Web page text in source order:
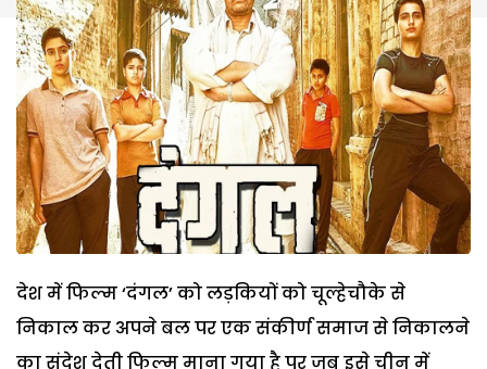
देश में फिल्म ‘दंगल’ को लड़कियों को चूल्हेचौके से
निकाल कर अपने बल पर एक संकीर्ण समाज से निकालने
का संदेश देती फिल्म माना गया है पर जब इसे चीन में